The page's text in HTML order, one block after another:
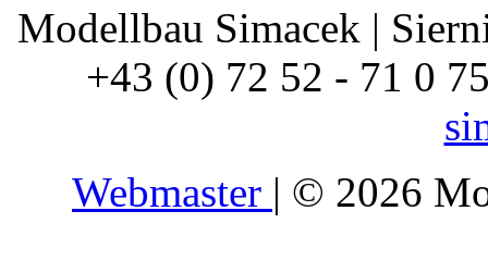
Modellbau Simacek |
+43 (0) 72 52 - 71 0
Webmaster | © 2026